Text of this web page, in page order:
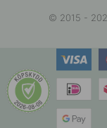
© 2015 -